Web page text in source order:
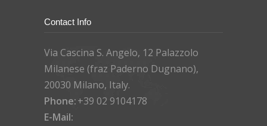
Contact Info
Via Cascina S. Angelo, 12 Palazzolo
Milanese (fraz Paderno Dugnano),
20030 Milano, Italy.
Phone:+39 02 9104178
E-Mail: